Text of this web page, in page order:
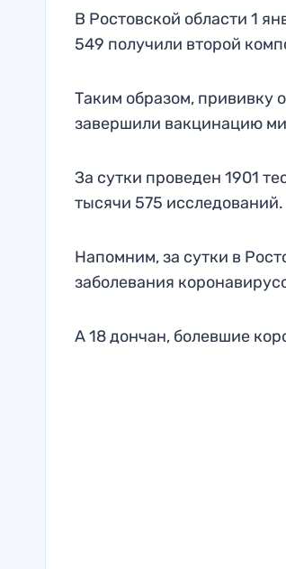
В Ростовской области 1
549 получили второй
Таким образом, прививку
завершили вакцинацию
За сутки проведен 1901
тысячи 575 исследований.
Напомним, за сутки в
заболевания
А 18 дончан, болевшие